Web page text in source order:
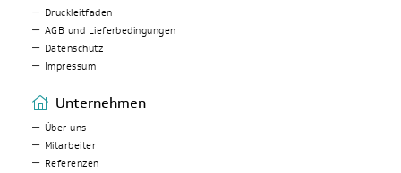
Druckleitfaden
AGB und Lieferbedingungen
Datenschutz
Impressum
Unternehmen
Über uns
Mitarbeiter
Referenzen